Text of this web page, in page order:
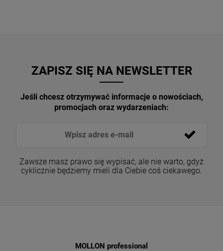
ZAPISZ SIĘ NA NEWSLETTER
Jeśli chcesz otrzymywać informacje o nowościach,
promocjach oraz wydarzeniach:
Zawsze masz prawo się wypisać, ale nie warto, gdyż
cyklicznie będziemy mieli dla Ciebie coś ciekawego.
MOLLON professional